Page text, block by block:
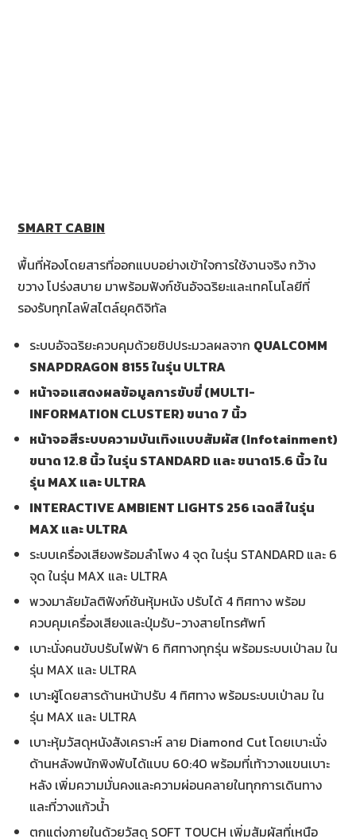
SMART CABIN
พื้นที่ห้องโดยสารที่ออกแบบอย่างเข้าใจการใช้งานจริง กว้าง
ขวาง โปร่งสบาย มาพร้อมฟังก์ชันอัจฉริยะและเทคโนโลยีที่
รองรับทุกไลฟ์สไตล์ยุคดิจิทัล
ระบบอัจฉริยะควบคุมด้วยชิปประมวลผลจาก QUALCOMM
SNAPDRAGON 8155 ในรุ่น ULTRA
หน้าจอแสดงผลข้อมูลการขับขี่ (MULTI-
INFORMATION CLUSTER) ขนาด 7 นิ้ว
หน้าจอสีระบบความบันเทิงแบบสัมผัส(Infotainment)
ขนาด 12.8 นิ้ว ในรุ่น STANDARD และ ขนาด15.6 นิ้ว ใน
รุ่น MAX และ ULTRA
INTERACTIVE AMBIENT LIGHTS 256 เฉดสี ในรุ่น
MAX และ ULTRA
ระบบเครื่องเสียงพร้อมลำโพง 4 จุด ในรุ่น STANDARD และ 6
จุด ในรุ่น MAX และ ULTRA
พวงมาลัยมัลติฟังก์ชันหุ้มหนัง ปรับได้ 4 ทิศทาง พร้อม
ควบคุมเครื่องเสียงและปุ่มรับ-วางสายโทรศัพท์
เบาะนั่งคนขับปรับไฟฟ้า 6 ทิศทางทุกรุ่น พร้อมระบบเป่าลม ใน
รุ่น MAX และ ULTRA
เบาะผู้โดยสารด้านหน้าปรับ 4 ทิศทาง พร้อมระบบเป่าลม ใน
รุ่น MAX และ ULTRA
เบาะหุ้มวัสดุหนังสังเคราะห์ ลาย Diamond Cut โดยเบาะนั่ง
ด้านหลังพนักพิงพับได้แบบ 60:40 พร้อมที่เท้าวางแขนเบาะ
หลัง เพิ่มความมั่นคงและความผ่อนคลายในทุกการเดินทาง
และที่วางแก้วน้ำ
ตกแต่งภายในด้วยวัสดุ SOFT TOUCH เพิ่มสัมผัสที่เหนือ